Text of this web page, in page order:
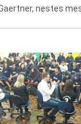
nestes